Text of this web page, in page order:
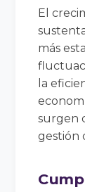
El
más
la
surgen
gestión